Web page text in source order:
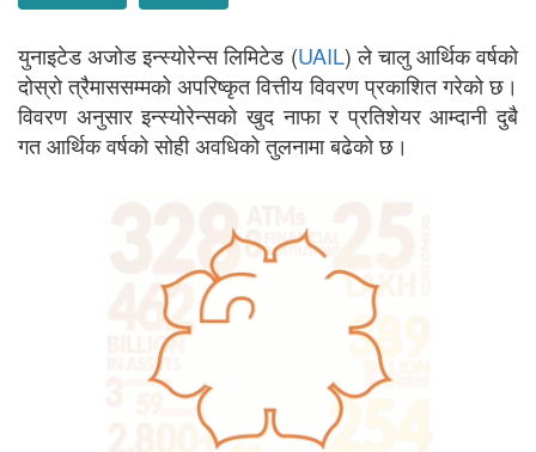
युनाइटेड अजोड इन्स्योरेन्स लिमिटेड (UAIL) ले चालु आर्थिक वर्षको
दोस्रो त्रैमाससम्मको अपरिष्कृत वित्तीय विवरण प्रकाशित गरेको छ।
विवरण अनुसार इन्स्योरेन्सको खुद नाफा र प्रतिशेयर आम्दानी दुबै
गत आर्थिक वर्षको सोही अवधिको तुलनामा बढेको छ।